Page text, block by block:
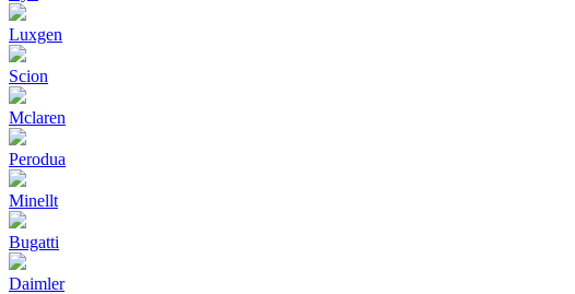
Luxgen
Scion
Mclaren
Perodua
Minellt
Bugatti
Daimler